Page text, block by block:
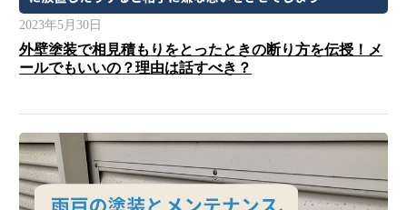
2023年5月30日
外壁塗装で相見積もりをとったときの断り方を伝授！メ
ールでもいいの？理由は話すべき？